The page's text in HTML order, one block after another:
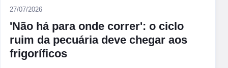
27/07/2026
'Não há para onde correr': o ciclo
ruim da pecuária deve chegar aos
frigoríficos